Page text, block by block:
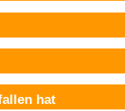
hat